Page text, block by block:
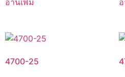
อ่านเพิ่ม
4700-25